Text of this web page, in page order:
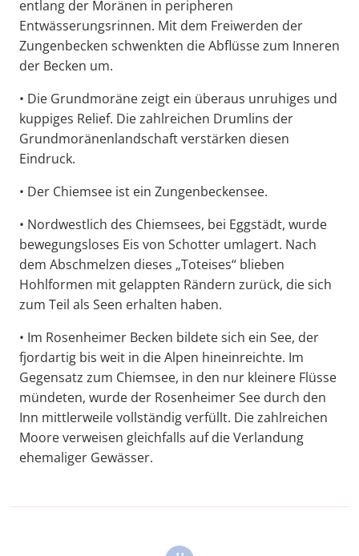
entlang der Moränen in peripheren
Entwässerungsrinnen. Mit dem Freiwerden der
Zungenbecken schwenkten die Abflüsse zum Inneren
der Becken um.
• Die Grundmoräne zeigt ein überaus unruhiges und
kuppiges Relief. Die zahlreichen Drumlins der
Grundmoränenlandschaft verstärken diesen
Eindruck.
• Der Chiemsee ist ein Zungenbeckensee.
• Nordwestlich des Chiemsees, bei Eggstädt, wurde
bewegungsloses Eis von Schotter umlagert. Nach
dem Abschmelzen dieses „Toteises“ blieben
Hohlformen mit gelappten Rändern zurück, die sich
zum Teil als Seen erhalten haben.
• Im Rosenheimer Becken bildete sich ein See, der
fjordartig bis weit in die Alpen hineinreichte. Im
Gegensatz zum Chiemsee, in den nur kleinere Flüsse
mündeten, wurde der Rosenheimer See durch den
Inn mittlerweile vollständig verfüllt. Die zahlreichen
Moore verweisen gleichfalls auf die Verlandung
ehemaliger Gewässer.